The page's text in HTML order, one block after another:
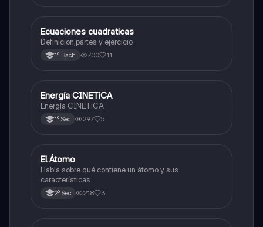
Física
Ecuaciones cuadraticas
Definicion,partes y ejercicio
1º Bach 700 11
Física
Energía CINETiCA
Energía CINETiCA
1º Sec 297 5
Física
El Átomo
Habla sobre qué contiene un átomo y sus
características
2º Sec 218 3